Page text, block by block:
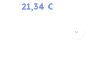
21,34 €